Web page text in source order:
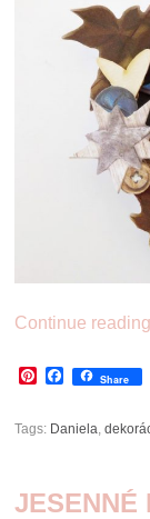
Continue reading
Pinterest
Facebook
Share
Tags: Daniela ,
JESENNÉ